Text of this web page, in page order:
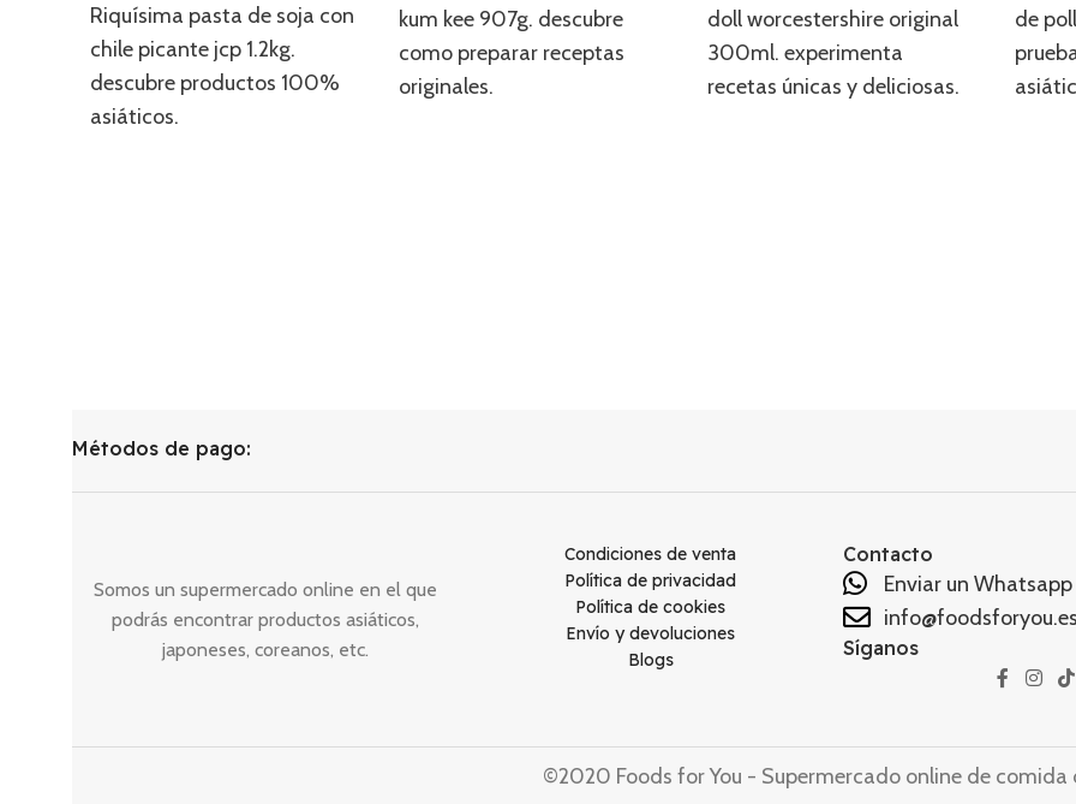
Riquísima pasta de soja con
chile picante jcp 1.2kg.
descubre productos 100%
asiáticos.
kum kee 907g. descubre
como preparar receptas
originales.
doll worcestershire original
300ml. experimenta
recetas únicas y deliciosas.
de
Métodos de pago:
Somos un supermercado online en el que
podrás encontrar productos asiáticos,
japoneses, coreanos, etc.
Condiciones de venta
Política de privacidad
Política de cookies
Envío y devoluciones
Blogs
Contacto
Enviar un Whatsapp
info@foodsforyou.es
Síganos
©2020 Foods for You - Supermercado online de comida